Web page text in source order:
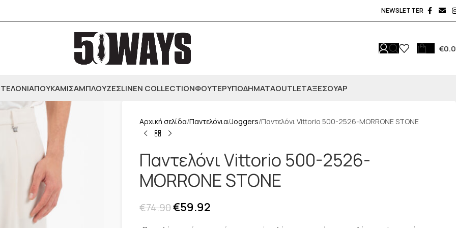
NEWSLETTER
€
ΠΟΥΚΑΜΙΣΑΜΠΛΟΥΖΕΣLINEN COLLECTIONΦΟΥΤΕΡΥΠΟΔΗΜΑΤΑOUTLETΑΞΕΣΟΥΆΡ
Αρχική σελίδα Παντελόνια Joggers Παντελόνι Vittorio 500-2526-MORRONE STONE
Παντελόνι Vittorio 500-2526-
MORRONE STONE
€74.90€59.92